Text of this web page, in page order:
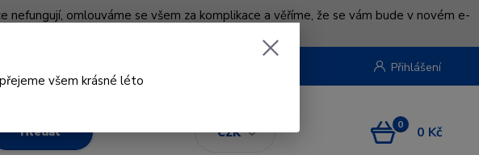
omlouváme se všem za komplikace a věříme, že se vám bude v novém e-
CZK
Přihlášení
Hledat 0 0 Kč
všem krásné léto